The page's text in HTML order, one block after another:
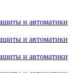
и автоматики
и автоматики
и автоматики